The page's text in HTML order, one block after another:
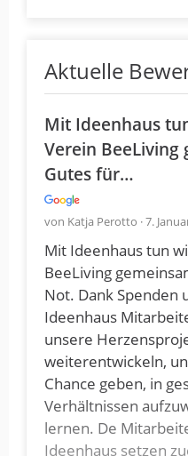
Aktuelle
Mit Ideenhaus
Verein BeeLiving
Gutes für…
von Katja Perotto · 7.
Mit Ideenhaus tun
BeeLiving
Not. Dank Spenden
Ideenhaus
unsere
weiterentwickeln,
Chance geben, in
Verhältnissen
lernen. De
Ideenhaus setzen